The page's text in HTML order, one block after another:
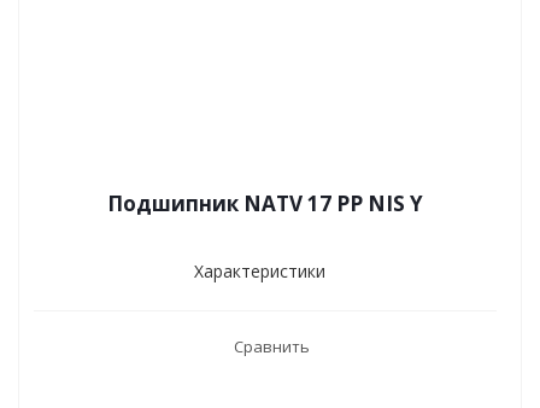
Подшипник NATV 17 PP NIS Y
Характеристики
Сравнить